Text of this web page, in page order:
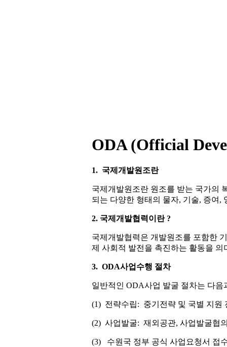
ODA (Official
1. 국제개발원조란
국제개발원조란 원조를 받는 국가의
되는 다양한 형태의 물자, 기술, 증여,
2. 국제개발협력이란 ?
국제개발협력은 개발원조를 포함한
제 사회적 발전을 촉진하는 활동을 의
3. ODA사업수행 절차
일반적인 ODA사업 발굴 절차는 다음
(1) 전략수립: 중기전략 및 국별 지원
(2) 사업발굴: 재외공관, 사업발굴협
(3) 수원국 정부 공식 사업요청서 접수